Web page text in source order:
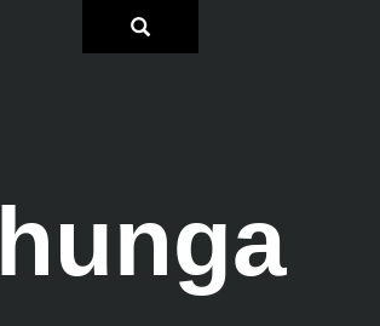
hunga